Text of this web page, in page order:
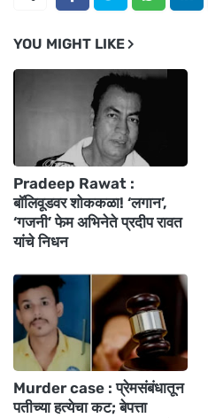
YOU MIGHT LIKE
Pradeep Rawat :
बॉलिवूडवर शोककळा! ‘लगान’,
‘गजनी’ फेम अभिनेते प्रदीप रावत
यांचे निधन
Murder case : प्रेमसंबंधातून
पतीच्या हत्येचा कट; बेपत्ता